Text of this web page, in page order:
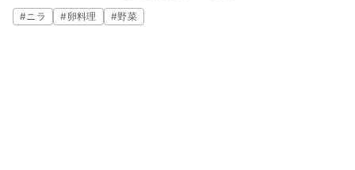
ひ作ってみて下さい。
#ニラ #卵料理 #野菜